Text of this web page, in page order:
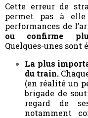
Cette erreur de
permet pas à elle
performances de
ou confirme
Quelques-unes sont
La plus
du train.
(en réalité un
brigade de
regard de
notamment